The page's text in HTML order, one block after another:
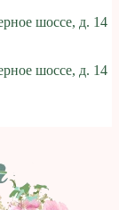
шоссе, д. 14
шоссе, д. 14